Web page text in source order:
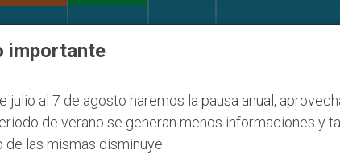
importante
julio al 7 de agosto haremos la pausa anual,
de verano se generan menos informaciones y
de las mismas disminuye.